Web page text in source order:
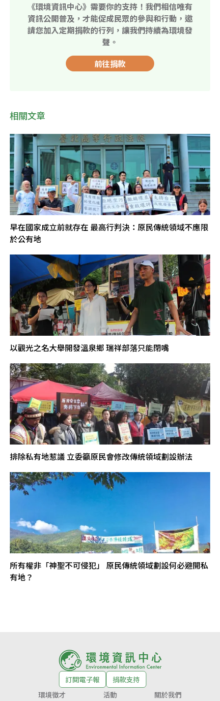
《環境資訊中心》需要你的支持！我們相信唯有
資訊公開普及，才能促成民眾的參與和行動，邀
請您加入定期捐款的行列，讓我們持續為環境發
聲。
前往捐款
相關文章
早在國家成立前就存在 最高行判決：原民傳統領域不應限
於公有地
以觀光之名大舉開發溫泉鄉 瑞祥部落只能閉嘴
排除私有地惹議 立委籲原民會修改傳統領域劃設辦法
所有權非「神聖不可侵犯」 原民傳統領域劃設何必避開私
有地？
訂閱電子報
捐款支持
環境徵才
活動 關於我們